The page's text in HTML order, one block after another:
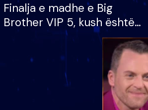
Finalja e madhe e Big
Brother VIP 5, kush është
banori i parë që lë shtëpinë
dhe humb mundësinë për
të fituar çmimin e madh